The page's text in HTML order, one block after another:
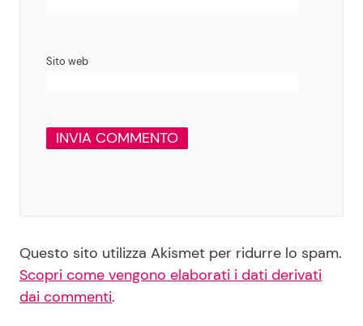
Sito web
Questo sito utilizza Akismet per ridurre lo spam.
Scopri come vengono elaborati i dati derivati
dai commenti.